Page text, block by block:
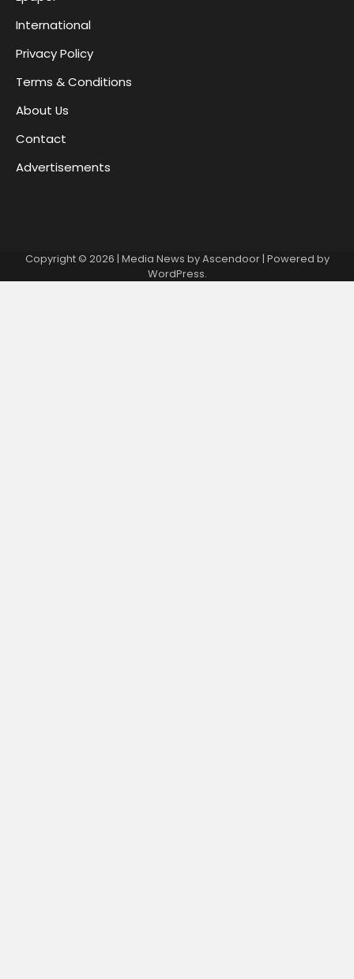
International
Privacy Policy
Terms & Conditions
About Us
Contact
Advertisements
Copyright © 2026 | Media News byAscendoor| Powered by
WordPress.